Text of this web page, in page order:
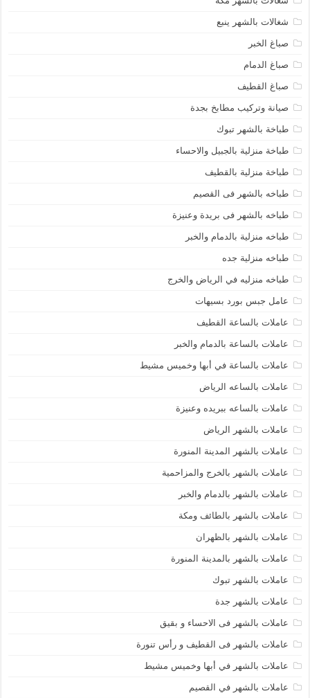
شغالات بالشهر ينبع
صباغ الخبر
صباغ الدمام
صباغ القطيف
صيانة وتركيب مطابخ بجدة
طباخة بالشهر تبوك
طباخة منزلية بالجبيل والاحساء
طباخة منزلية بالقطيف
طباخه بالشهر فى القصيم
طباخه بالشهر فى بريدة وعنيزة
طباخه منزلية بالدمام والخبر
طباخه منزلية جده
طباخه منزليه في الرياض والخرج
عامل جبس بورد بسيهات
عاملات بالساعة القطيف
عاملات بالساعة بالدمام والخبر
عاملات بالساعة في أبها وخميس مشيط
عاملات بالساعه الرياض
عاملات بالساعه ببريده وعنيزة
عاملات بالشهر الرياض
عاملات بالشهر المدينة المنورة
عاملات بالشهر بالخرج والمزاحمية
عاملات بالشهر بالدمام والخبر
عاملات بالشهر بالطائف ومكة
عاملات بالشهر بالظهران
عاملات بالشهر بالمدينة المنورة
عاملات بالشهر تبوك
عاملات بالشهر جدة
عاملات بالشهر فى الاحساء و بقيق
عاملات بالشهر فى القطيف و رأس تنورة
عاملات بالشهر في أبها وخميس مشيط
عاملات بالشهر في القصيم